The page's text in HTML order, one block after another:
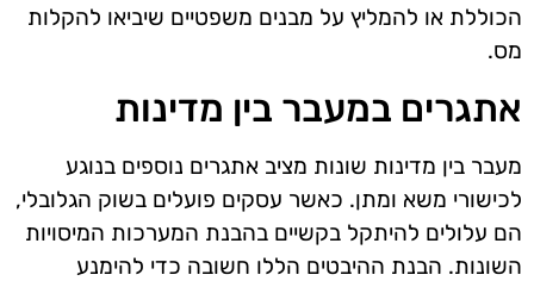
הכוללת או להמליץ על מבנים משפטיים שיביאו להקלות
מס.
אתגרים במעבר בין מדינות
מעבר בין מדינות שונות מציב אתגרים נוספים בנוגע
לכישורי משא ומתן. כאשר עסקים פועלים בשוק הגלובלי,
הם עלולים להיתקל בקשיים בהבנת המערכות המיסויות
השונות. הבנת ההיבטים הללו חשובה כדי להימנע